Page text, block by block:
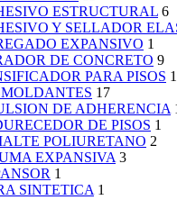
ESTRUCTURAL 6
Y SELLADOR
EXPANSIVO 1
DE CONCRETO 9
PARA PISOS 1
17
DE ADHERENCIA
DE PISOS 1
POLIURETANO 2
EXPANSIVA 3
1
SINTETICA 1